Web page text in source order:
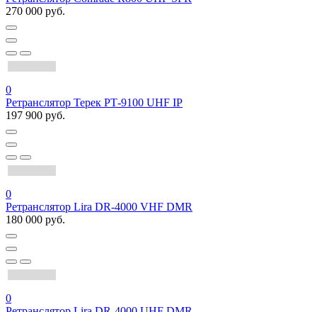
270 000 руб.
0
Ретранслятор Терек РТ-9100 UHF IP
197 900 руб.
0
Ретранслятор Lira DR-4000 VHF DMR
180 000 руб.
0